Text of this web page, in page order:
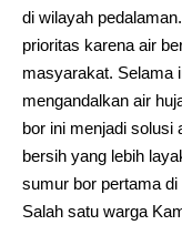
di wilayah
prioritas karena air
masyarakat. Selama
mengandalkan air
bor ini menjadi
bersih yang lebih
sumur bor pertama di
Salah satu warga